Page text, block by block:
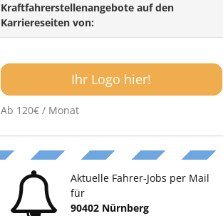
Kraftfahrerstellenangebote auf den
Karriereseiten von:
Ihr Logo hier!
Ab 120€ / Monat
Aktuelle Fahrer-Jobs per Mail
für
90402 Nürnberg